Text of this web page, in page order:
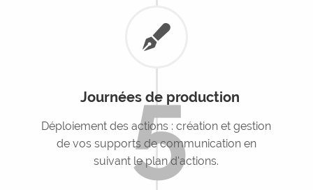
Déploiement des actions : création et gestion
de vos supports de communication en
suivant le plan d'actions.
Journées de production
5